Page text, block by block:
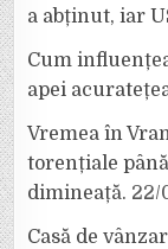
a abținut, iar
Cum
apei
Vremea în
torențiale
dimineață. 22/
Casă de